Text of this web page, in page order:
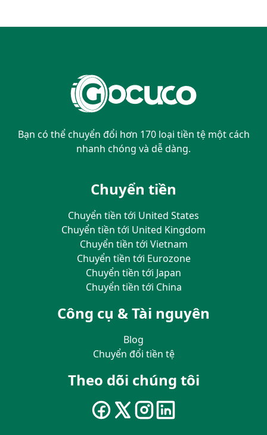
Bạn có thể chuyển đổi hơn 170 loại tiền tệ một cách
nhanh chóng và dễ dàng.
Chuyển tiền
Chuyển tiền tới United States
Chuyển tiền tới United Kingdom
Chuyển tiền tới Vietnam
Chuyển tiền tới Eurozone
Chuyển tiền tới Japan
Chuyển tiền tới China
Công cụ & Tài nguyên
Blog
Chuyển đổi tiền tệ
Theo dõi chúng tôi